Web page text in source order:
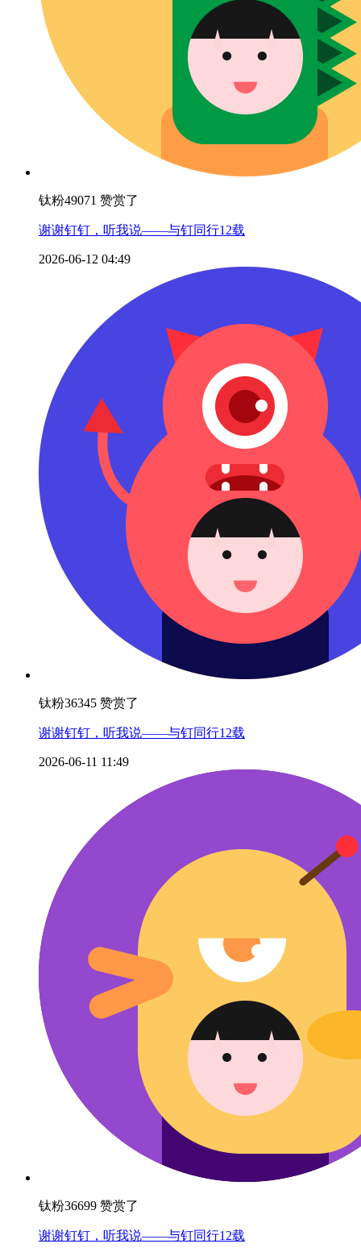
钛粉49071 赞赏了
谢谢钉钉，听我说——与钉同行12载
2026-06-12 04:49
钛粉36345 赞赏了
谢谢钉钉，听我说——与钉同行12载
2026-06-11 11:49
钛粉36699 赞赏了
谢谢钉钉，听我说——与钉同行12载